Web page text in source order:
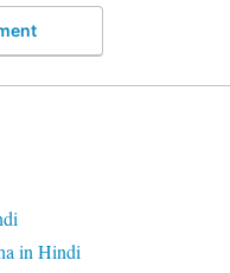
in Hindi